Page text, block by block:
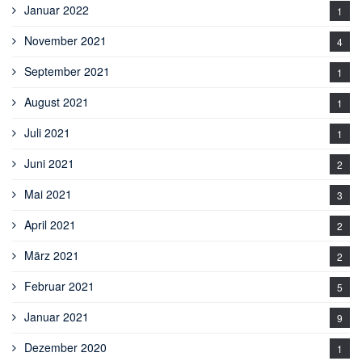
Januar 2022 1
November 2021 4
September 2021 1
August 2021 1
Juli 2021 1
Juni 2021 2
Mai 2021 3
April 2021 2
März 2021 2
Februar 2021 5
Januar 2021 9
Dezember 2020 1